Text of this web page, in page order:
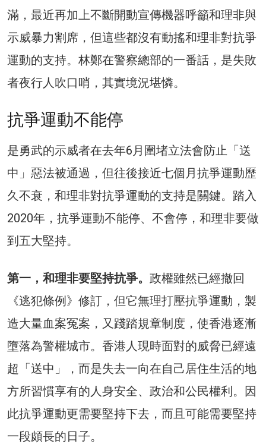
滿，最近再加上不斷開動宣傳機器呼籲和理非與
示威暴力割席，但這些都沒有動搖和理非對抗爭
運動的支持。林鄭在警察總部的一番話，是失敗
者夜行人吹口哨，其實境況堪憐。
抗爭運動不能停
是勇武的示威者在去年6月圍堵立法會防止「送
中」惡法被通過，但往後接近七個月抗爭運動歷
久不衰，和理非對抗爭運動的支持是關鍵。踏入
2020年，抗爭運動不能停、不會停，和理非要做
到五大堅持。
第一，和理非要堅持抗爭。 政權雖然已經撤回
《逃犯條例》修訂，但它無理打壓抗爭運動，製
造大量血案冤案，又踐踏規章制度，使香港逐漸
墮落為警權城市。香港人現時面對的威脅已經遠
超「送中」，而是失去一向在自己居住生活的地
方所習慣享有的人身安全、政治和公民權利。因
此抗爭運動更需要堅持下去，而且可能需要堅持
一段頗長的日子。